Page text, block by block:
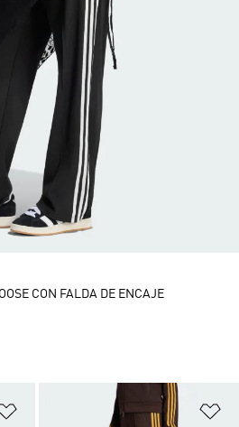
Añadir a la lista de deseos
CON FALDA DE ENCAJE